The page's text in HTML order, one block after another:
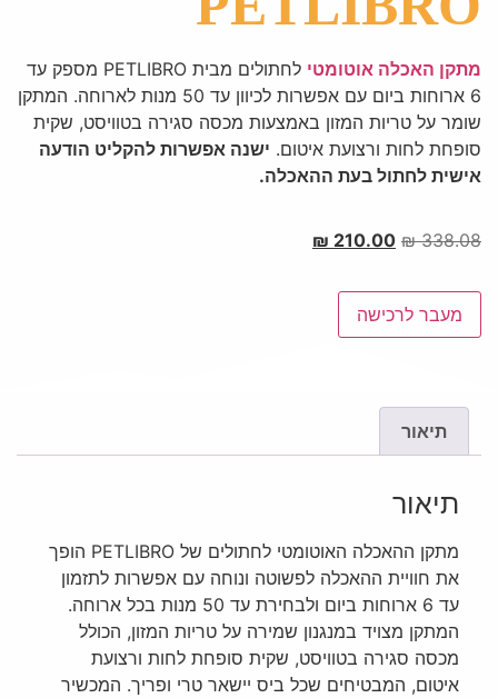
מתקן האכלה אוטומטי
לחתולים מבית PETLIBRO מספק עד
6 ארוחות ביום עם אפשרות לכיוון עד 50 מנות לארוחה. המתקן
שומר על טריות המזון באמצעות מכסה סגירה בטוויסט, שקית
סופחת לחות ורצועת איטום. ישנה אפשרות להקליט הודעה
אישית לחתול בעת ההאכלה.
₪338.08
₪ 210.00
מעבר לרכישה
תיאור
תיאור
מתקן ההאכלה האוטומטי לחתולים של PETLIBRO הופך
את חוויית ההאכלה לפשוטה ונוחה עם אפשרות לתזמון
עד 6 ארוחות ביום ולבחירת עד 50 מנות בכל ארוחה.
המתקן מצויד במנגנון שמירה על טריות המזון, הכולל
מכסה סגירה בטוויסט, שקית סופחת לחות ורצועת
איטום, המבטיחים שכל ביס יישאר טרי ופריך. המכשיר